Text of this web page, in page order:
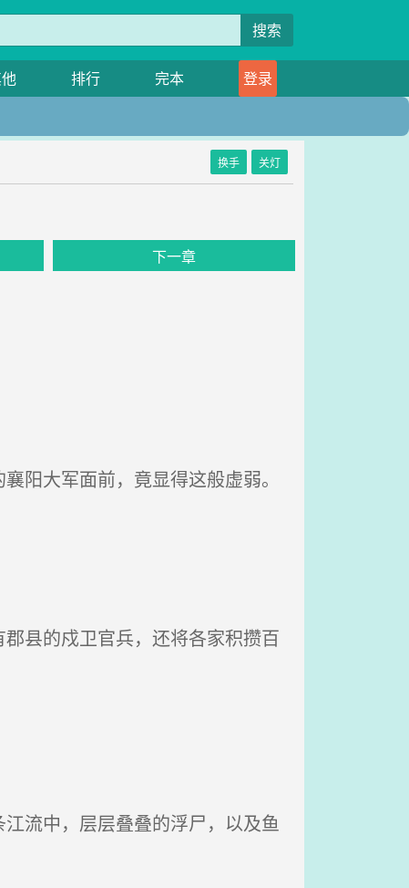
搜索
排行 完本
登录
换手 关灯
下一章
阳大军面前，竟显得这般虚弱。
县的戍卫官兵，还将各家积攒百
流中，层层叠叠的浮尸，以及鱼